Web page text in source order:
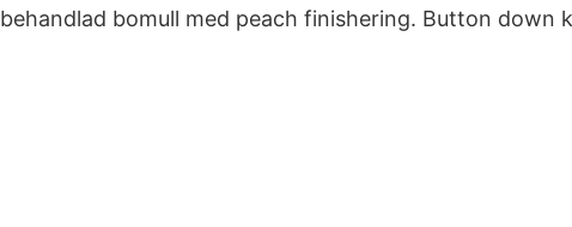
behandlad bomull med peach finishering. Button down